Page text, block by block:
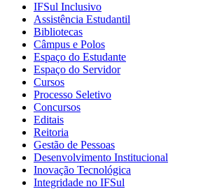
IFSul Inclusivo
Assistência Estudantil
Bibliotecas
Câmpus e Polos
Espaço do Estudante
Espaço do Servidor
Cursos
Processo Seletivo
Concursos
Editais
Reitoria
Gestão de Pessoas
Desenvolvimento Institucional
Inovação Tecnológica
Integridade no IFSul